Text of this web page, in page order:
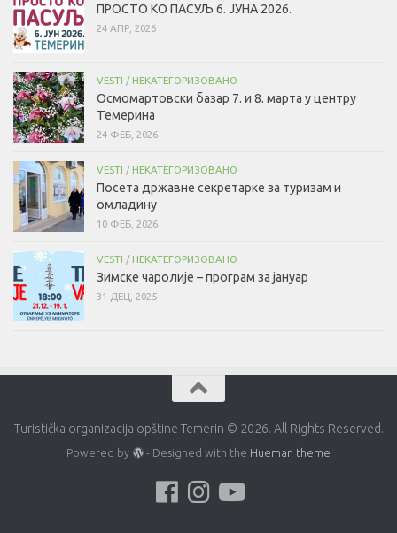
ПРОСТО КО ПАСУЉ 6. ЈУНА 2026.
24 АПР, 2026
VESTI / НЕКАТЕГОРИЗОВАНО
Осмомартовски базар 7. и 8. марта у центру
Темерина
24 ФЕБ, 2026
VESTI / НЕКАТЕГОРИЗОВАНО
Посета државне секретарке за туризам и
омладину
10 ФЕБ, 2026
VESTI / НЕКАТЕГОРИЗОВАНО
Зимске чаролије – програм за јануар
31 ДЕЦ, 2025
Turistička organizacija opštine Temerin © 2026. All Rights Reserved.
Powered by - Designed with the Hueman theme